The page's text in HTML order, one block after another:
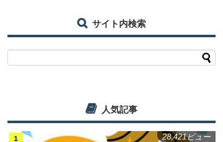
サイト内検索
人気記事
28,421ビュー